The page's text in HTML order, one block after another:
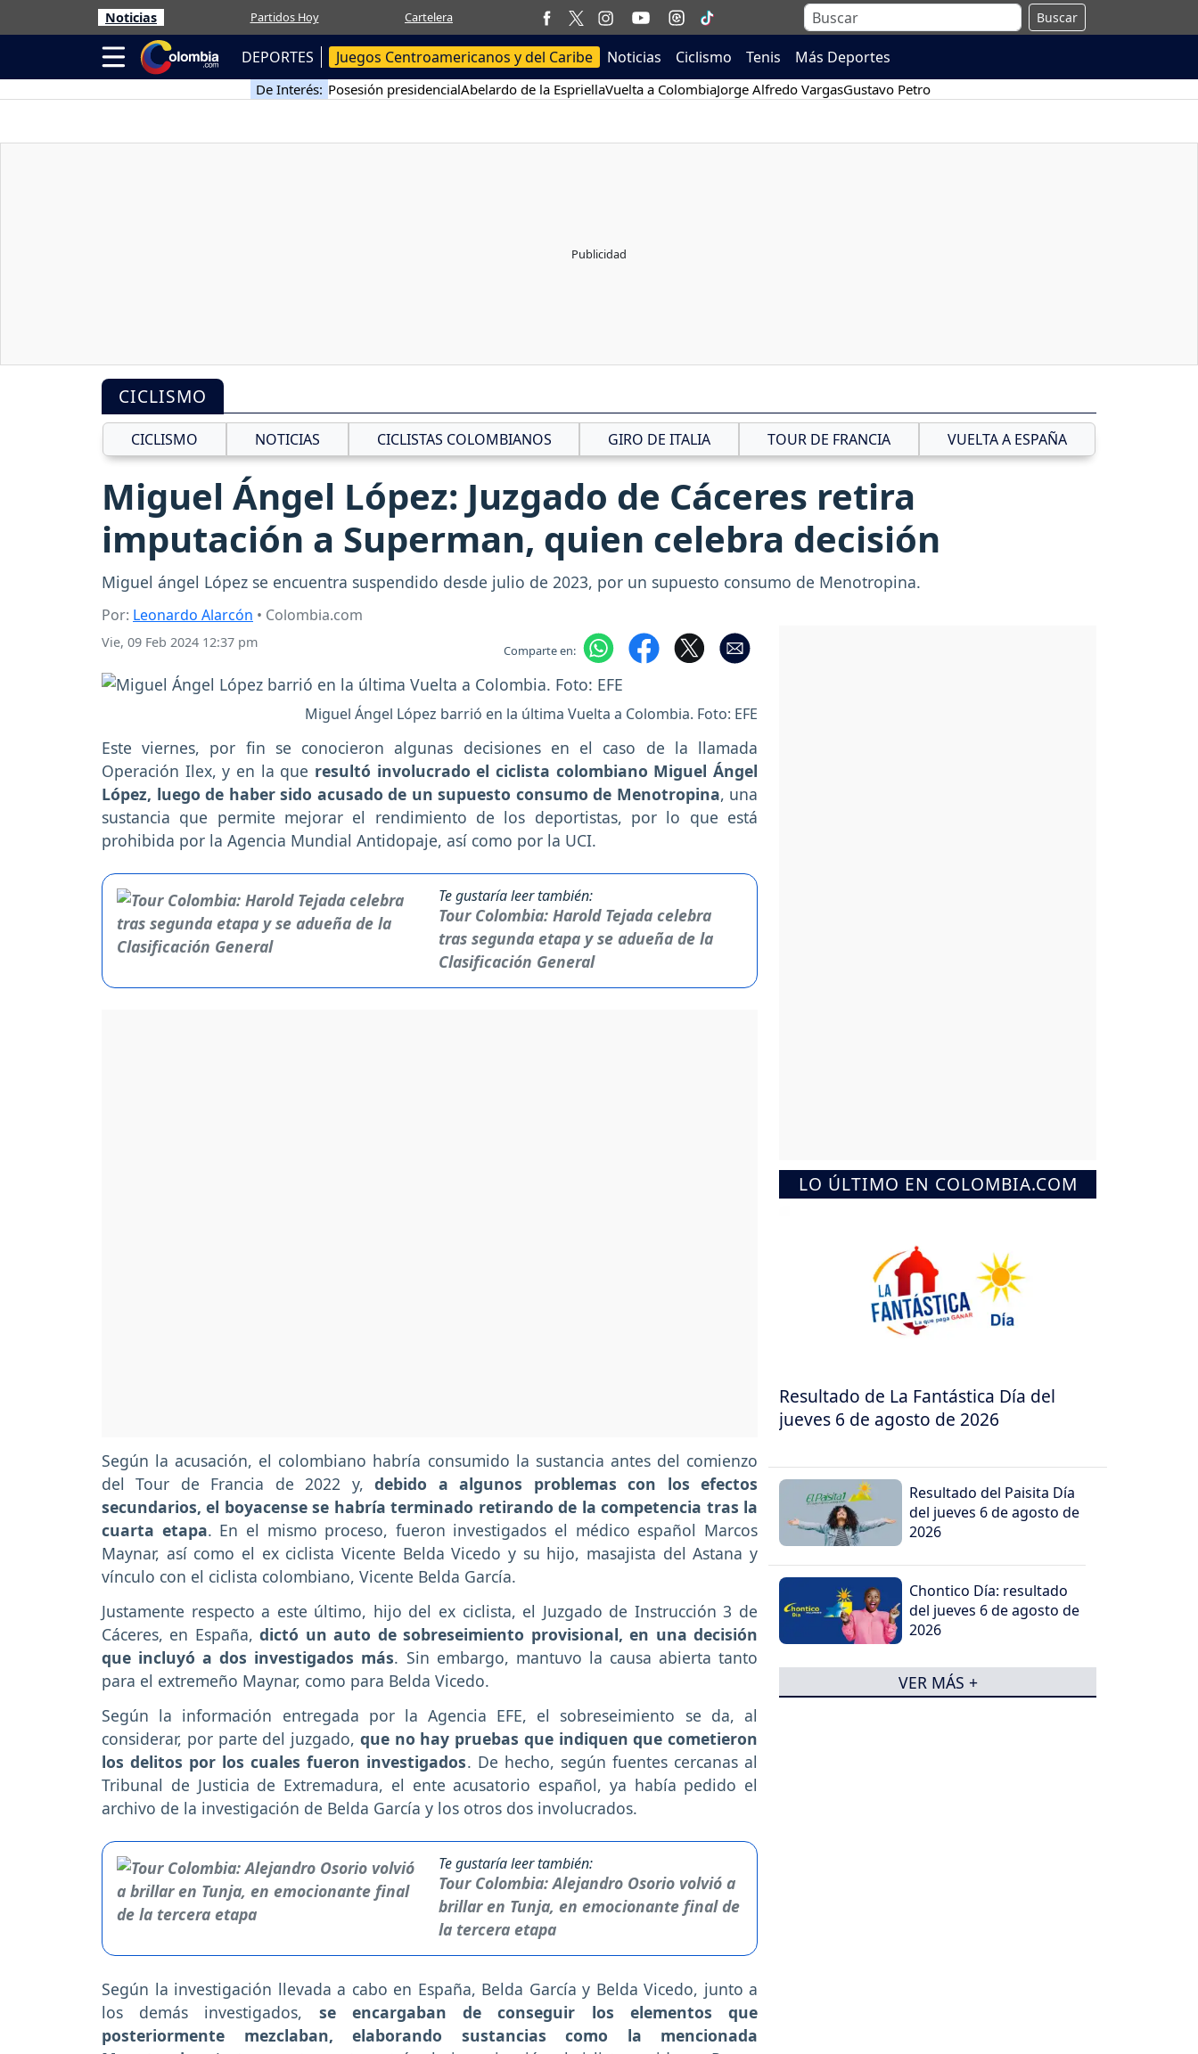
Noticias Partidos Hoy Cartelera Buscar
DEPORTES Juegos Centroamericanos y del Caribe Noticias Ciclismo Tenis Más Deportes
De Interés: Posesión presidencialAbelardo de la EspriellaVuelta a ColombiaJorge Alfredo VargasGustavo Petro
CICLISMO
CICLISMO NOTICIAS CICLISTAS COLOMBIANOS GIRO DE ITALIA TOUR DE FRANCIA VUELTA A ESPAÑA
Miguel Ángel López: Juzgado de Cáceres retira
imputación a Superman, quien celebra decisión
Miguel ángel López se encuentra suspendido desde julio de 2023, por un supuesto consumo de Menotropina.
Por: Leonardo Alarcón • Colombia.com
Vie, 09 Feb 2024 12:37 pm Comparte en:
Miguel Ángel López barrió en la última Vuelta a Colombia. Foto: EFE
Este viernes, por fin se conocieron algunas decisiones en el caso de la llamada
Operación Ilex, y en la que resultó involucrado el ciclista colombiano Miguel Ángel
López, luego de haber sido acusado de un supuesto consumo de Menotropina, una
sustancia que permite mejorar el rendimiento de los deportistas, por lo que está
prohibida por la Agencia Mundial Antidopaje, así como por la UCI.
Te gustaría leer también:
Tour Colombia: Harold Tejada celebra
tras segunda etapa y se adueña de la
Clasificación General
Según la acusación, el colombiano habría consumido la sustancia antes del comienzo
del Tour de Francia de 2022 y,debido a algunos problemas con los efectos
secundarios, el boyacense se habría terminado retirando de la competencia tras la
cuarta etapa. En el mismo proceso, fueron investigados el médico español Marcos
Maynar, así como el ex ciclista Vicente Belda Vicedo y su hijo, masajista del Astana y
vínculo con el ciclista colombiano, Vicente Belda García.
Justamente respecto a este último, hijo del ex ciclista, el Juzgado de Instrucción 3 de
Cáceres, en España,dictó un auto de sobreseimiento provisional, en una decisión
que incluyó a dos investigados más. Sin embargo, mantuvo la causa abierta tanto
para el extremeño Maynar, como para Belda Vicedo.
Según la información entregada por la Agencia EFE, el sobreseimiento se da, al
considerar, por parte del juzgado, que no hay pruebas que indiquen que cometieron
los delitos por los cuales fueron investigados. De hecho, según fuentes cercanas al
Tribunal de Justicia de Extremadura, el ente acusatorio español, ya había pedido el
archivo de la investigación de Belda García y los otros dos involucrados.
Te gustaría leer también:
Tour Colombia: Alejandro Osorio volvió a
brillar en Tunja, en emocionante final de
la tercera etapa
Según la investigación llevada a cabo en España, Belda García y Belda Vicedo, junto a
los demás investigados, se encargaban de conseguir los elementos que
posteriormente mezclaban, elaborando sustancias como la mencionada
LO ÚLTIMO EN COLOMBIA.COM
Resultado de La Fantástica Día del
jueves 6 de agosto de 2026
Resultado del Paisita Día
del jueves 6 de agosto de
2026
Chontico Día: resultado
del jueves 6 de agosto de
2026
VER MÁS +